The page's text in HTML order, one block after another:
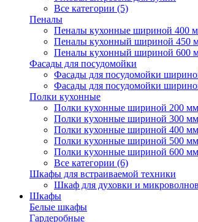
Все категории (5)
Пеналы
Пеналы кухонные шириной 400
Пеналы кухонный шириной 450
Пеналы кухонный шириной 600
Фасады для посудомойки
Фасады для посудомойки
Фасады для посудомойки
Полки кухонные
Полки кухонные шириной 200 мм
Полки кухонные шириной 300 мм
Полки кухонные шириной 400 мм
Полки кухонные шириной 500 мм
Полки кухонные шириной 600 мм
Все категории (6)
Шкафы для встраиваемой техники
Шкаф для духовки и
Шкафы
Белые шкафы
Гардеробные